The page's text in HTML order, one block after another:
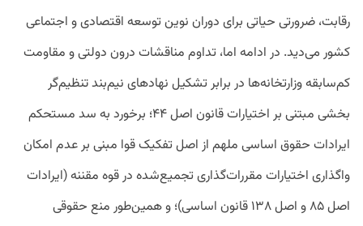
رقابت، ضرورتی حیاتی برای دوران نوین توسعه اقتصادی و اجتماعی
کشور می‌دید. در ادامه اما، تداوم مناقشات درون دولتی و مقاومت
کم‌سابقه وزارتخانه‌ها در برابر تشکیل نهادهای نیم‌بند تنظیم‌گر
بخشی مبتنی بر اختیارات قانون اصل ۴۴؛ برخورد به سد مستحکم
ایرادات حقوق اساسی ملهم از اصل تفکیک قوا مبنی بر عدم امکان
واگذاری اختیارات مقررات‌گذاری تجمیع‌شده در قوه مقننه (ایرادات
اصل ۸۵ و اصل ۱۳۸ قانون اساسی)؛ و همین‌طور منع حقوقی